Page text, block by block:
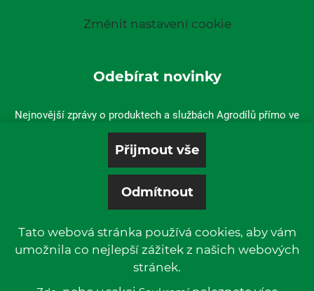
Změnit nastavení cookie
Odebírat novinky
Nejnovější zprávy o produktech a službách Agrodílů přímo ve
vaší doručené poště.
© 2019 P & L, spol. s r. o. | All rights reserved.
Tato webová stránka používá cookies, aby vám
umožnila co nejlepší zážitek z našich webových
stránek.